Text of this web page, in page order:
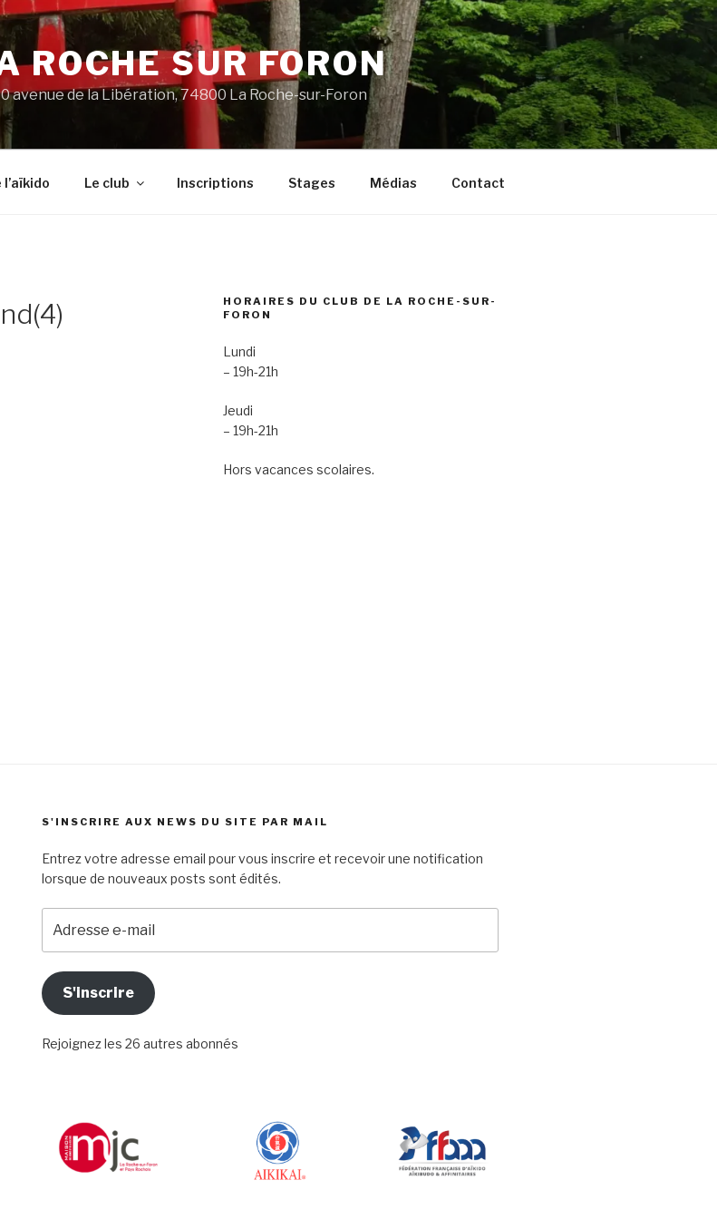
ROCHE SUR FORON
avenue de la Libération, 74800 La Roche-sur-Foron
Le club Inscriptions Stages Médias Contact
HORAIRES DU CLUB DE LA ROCHE-SUR-
FORON
Lundi
– 19h-21h
Jeudi
– 19h-21h
Hors vacances scolaires.
S'INSCRIRE AUX NEWS DU SITE PAR MAIL
Entrez votre adresse email pour vous inscrire et recevoir une notification
lorsque de nouveaux posts sont édités.
e-
mail
S'inscrire
Rejoignez les 26 autres abonnés